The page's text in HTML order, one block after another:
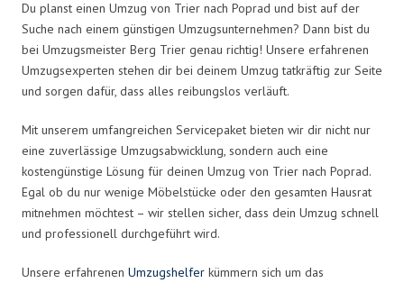
Du planst einen Umzug von Trier nach Poprad und bist auf der
Suche nach einem günstigen Umzugsunternehmen? Dann bist du
bei Umzugsmeister Berg Trier genau richtig! Unsere erfahrenen
Umzugsexperten stehen dir bei deinem Umzug tatkräftig zur Seite
und sorgen dafür, dass alles reibungslos verläuft.
Mit unserem umfangreichen Servicepaket bieten wir dir nicht nur
eine zuverlässige Umzugsabwicklung, sondern auch eine
kostengünstige Lösung für deinen Umzug von Trier nach Poprad.
Egal ob du nur wenige Möbelstücke oder den gesamten Hausrat
mitnehmen möchtest – wir stellen sicher, dass dein Umzug schnell
und professionell durchgeführt wird.
Unsere erfahrenen Umzugshelfer kümmern sich um das